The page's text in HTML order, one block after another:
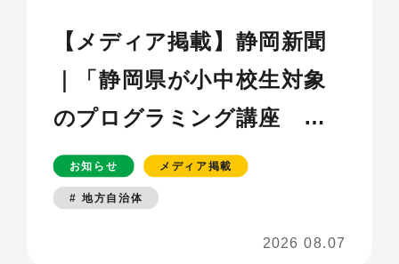
【メディア掲載】静岡新聞
｜「静岡県が小中校生対象
のプログラミング講座 ア
プリ制作学ぶ」
お知らせ メディア掲載
# 地方自治体
2026 08.07